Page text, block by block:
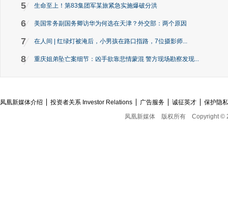
5 生命至上！第83集团军某旅紧急实施爆破分洪
6 美国常务副国务卿访华为何选在天津？外交部：两个原因
7 在人间 | 红绿灯被淹后，小男孩在路口指路，7位摄影师...
8 重庆姐弟坠亡案细节：凶手欲靠悲情蒙混 警方现场勘察发现...
凤凰新媒体介绍 投资者关系 Investor Relations 广告服务 诚征英才
保护隐
凤凰新媒体
版权所有 Copyright ©